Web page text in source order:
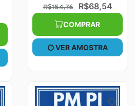
R$154,76 R$68,54
COMPRAR
VER AMOSTRA